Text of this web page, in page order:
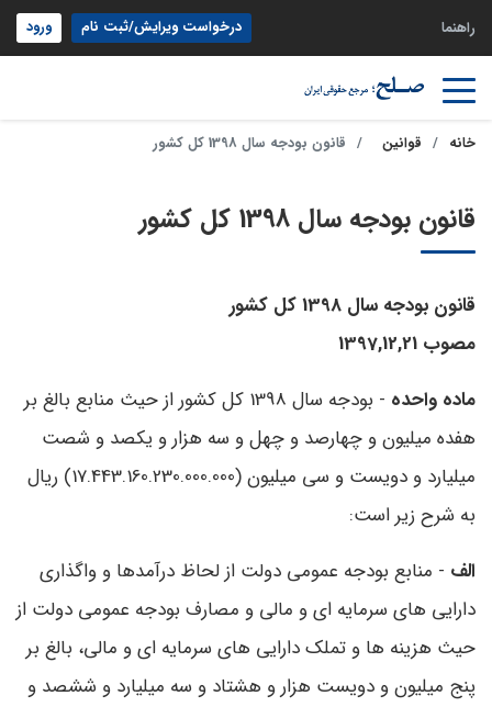
راهنما درخواست ویرایش/ثبت نام ورود
خانه قوانین قانون بودجه سال 1398 کل کشور
قانون بودجه سال 1398 کل کشور
قانون بودجه سال 1398 کل کشور
مصوب 1397,12,21
ماده واحده
- بودجه سال 1398 کل کشور از حیث منابع بالغ بر
هفده میلیون و چهارصد و چهل و سه هزار و یکصد و شصت
میلیارد و دویست و سی میلیون (17.443.160.230.000.000) ریال
به شرح زیر است:
الف - منابع بودجه عمومی دولت از لحاظ درآمدها و واگذاری
دارایی‌ های سرمایه ‌ای و مالی و مصارف بودجه عمومی دولت از
حیث هزینه‌ ها و تملک دارایی‌ های سرمایه‌ ای و مالی، بالغ بر
پنج میلیون و دویست هزار و هشتاد و سه میلیارد و ششصد و